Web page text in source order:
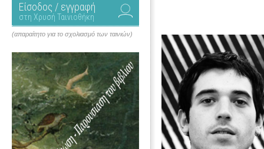
Είσοδος / εγγραφή
στη Χρυσή Ταινιοθήκη
(απαραίτητο για το σχολιασμό των ταινιών)